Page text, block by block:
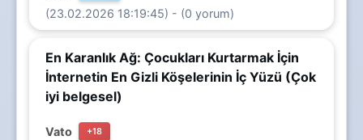
(23.02.2026 18:19:45) - (0 yorum)
En Karanlık Ağ: Çocukları Kurtarmak İçin
İnternetin En Gizli Köşelerinin İç Yüzü (Çok
iyi belgesel)
Vato +18